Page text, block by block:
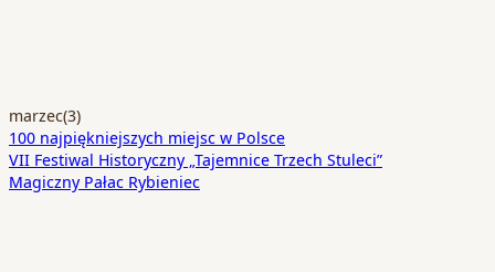
marzec(3)
100 najpiękniejszych miejsc w Polsce
VII Festiwal Historyczny „Tajemnice Trzech Stuleci”
Magiczny Pałac Rybieniec